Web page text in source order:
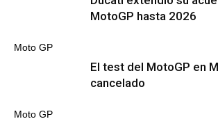
Moto GP
MotoGP hasta 2026
Moto GP
El test del MotoGP en
cancelado